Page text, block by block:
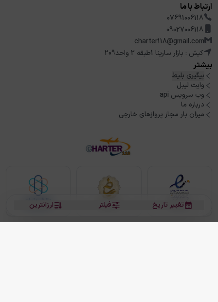
ارزانترین فیلتر تغییر تاریخ
ارتباط با ما
07691006118
09027006118
charter118@gmail.com
کیش : بازار سارینا 1طبقه 2 واحد209
بیشتر
پیگیری بلیط
وایت لیبل
وب سرویس api
درباره ما
میزان بار مجاز پروازهای خارجی